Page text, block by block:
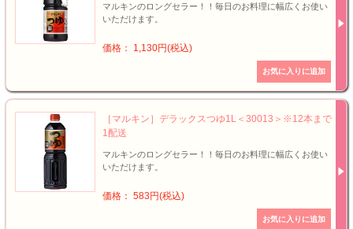
マルキンのロングセラー！！毎日のお料理に幅広くお使い
いただけます。
価格： 1,130円(税込)
［マルキン］デラックスつゆ1L＜30013＞※12本まで
1配送
マルキンのロングセラー！！毎日のお料理に幅広くお使い
いただけます。
価格： 583円(税込)